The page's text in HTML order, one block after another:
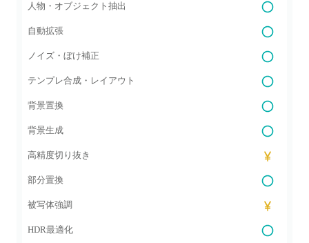
人物・オブジェクト抽出
自動拡張
ノイズ・ぼけ補正
テンプレ合成・レイアウト
背景置換
背景生成
高精度切り抜き
部分置換
被写体強調
HDR最適化